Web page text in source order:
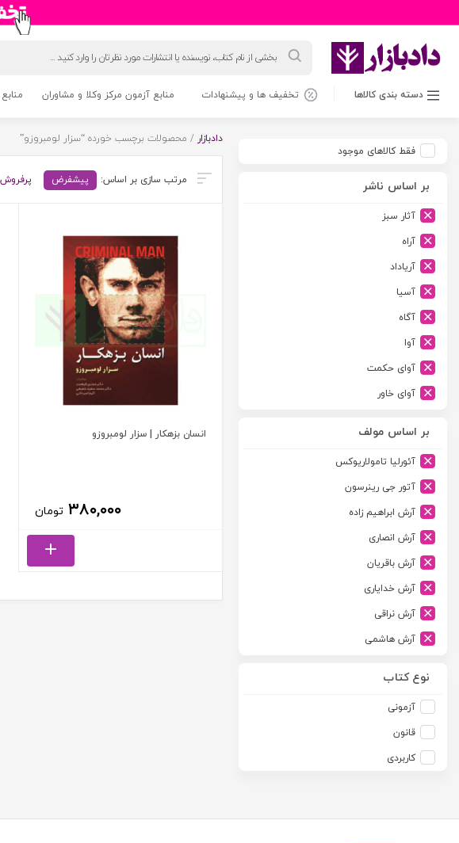
محصولات
دسته بندی کالاها تخفیف ها و پیشنهادات منابع آزمون مرکز وکلا و مشاوران
فقط کالاهای موجود
بر اساس ناشر
آثار سبز
آراه
آریاداد
آسیا
آگاه
آوا
آوای حکمت
آوای خاور
آیدین
ارجمند
ارسطو
ارشد
اسلامیه
اشکان
اطلاعات
امجد
امید انقلاب
بر اساس مولف
آئورلیا تامولاریوکس
آتور جی رینرسون
آرش ابراهیم زاده
آرش انصاری
آرش باقریان
آرش خدایاری
آرش نراقی
آرش هاشمی
آزاده صادقی
آزیتا قربانی رحیم
آلبرت ون دایسی
آمنه باخدا
نوع کتاب
آزمونی
قانون
کاربردی
دادبازار / محصولات برچسب خورده “سزار لومبروزو”
پیشفرض
انسان بزهکار | سزار لومبروزو
۳۸۰,۰۰۰ تومان